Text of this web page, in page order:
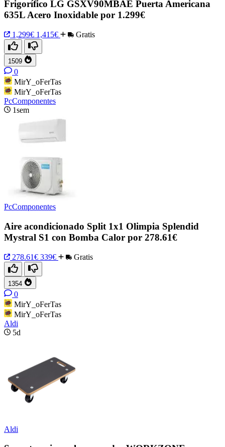
Frigorífico LG GSXV90MBAE Puerta Americana
635L Acero Inoxidable por 1.299€
1,299€ 1,415€ Gratis
1509
0
MirY_oFerTas
MirY_oFerTas
PcComponentes
1sem
PcComponentes
Aire acondicionado Split 1x1 Olimpia Splendid
Mystral S1 con Bomba Calor por 278.61€
278.61€ 339€ Gratis
1354
0
MirY_oFerTas
MirY_oFerTas
Aldi
5d
Aldi